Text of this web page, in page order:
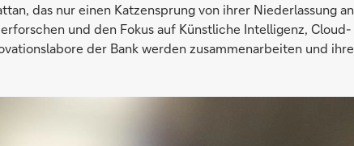
das nur einen Katzensprung von ihrer Niederlassung an
und den Fokus auf Künstliche Intelligenz, Cloud-
der Bank werden zusammenarbeiten und ihre